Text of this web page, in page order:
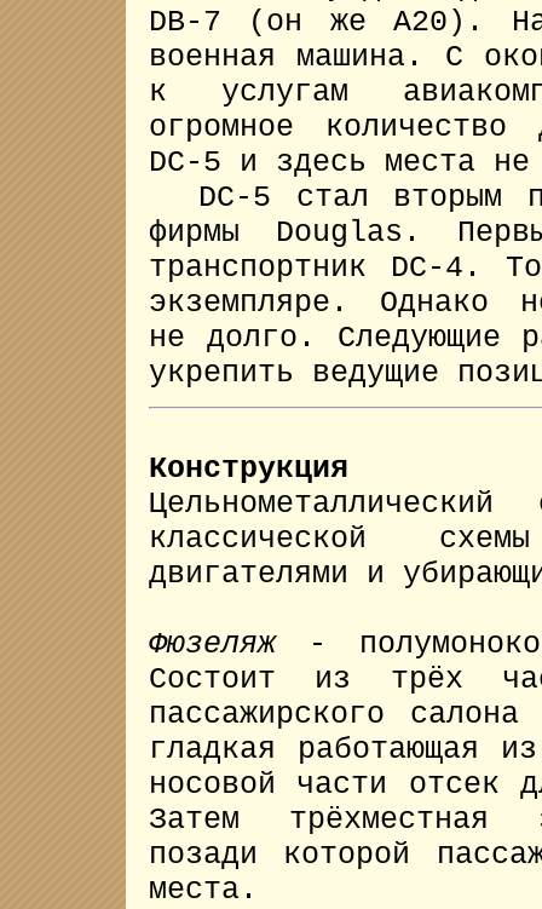
DB-7 (он же A20).
военная машина. С
к услугам
огромное количество
DC-5 и здесь места
DC-5 стал вторым
фирмы Douglas.
транспортник DC-4.
экземпляре. Однако
не долго. Следующие
укрепить ведущие
Конструкция
Цельнометаллический
классической
двигателями и
Фюзеляж-
Состоит из трёх
пассажирского
гладкая работающая
носовой части отсек
Затем трёхместная
позади которой
места.